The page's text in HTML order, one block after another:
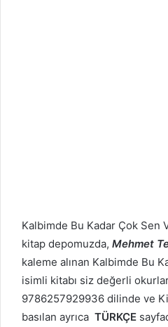
Kalbimde Bu Kadar Çok Sen
kitap depomuzda, Mehmet
kaleme alınan Kalbimde Bu
isimli kitabı siz değerli
9786257929936 dilinde ve
basılan ayrıca TÜRKÇE